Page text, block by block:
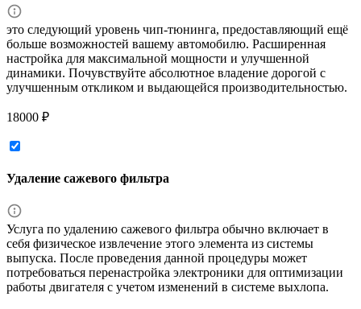
это следующий уровень чип-тюнинга, предоставляющий ещё
больше возможностей вашему автомобилю. Расширенная
настройка для максимальной мощности и улучшенной
динамики. Почувствуйте абсолютное владение дорогой с
улучшенным откликом и выдающейся производительностью.
18000 ₽
Удаление сажевого фильтра
Услуга по удалению сажевого фильтра обычно включает в
себя физическое извлечение этого элемента из системы
выпуска. После проведения данной процедуры может
потребоваться перенастройка электроники для оптимизации
работы двигателя с учетом изменений в системе выхлопа.